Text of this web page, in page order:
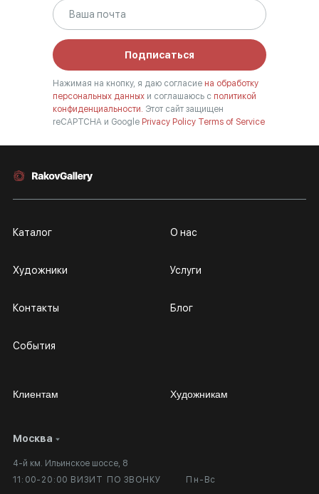
Подписаться
Нажимая на кнопку, я даю согласие на обработку
персональных данных и соглашаюсь с политикой
конфиденциальности. Этот сайт защищен
reCAPTCHA и Google Privacy Policy Terms of Service
Москва
4-й км. Ильинское шоссе, 8
11:00-20:00 ВИЗИТ ПО ЗВОНКУ
Пн-Вс
Каталог
Художники
Контакты
События
О нас
Услуги
Блог
Клиентам
Личный кабинет
Вопросы и ответы
Художникам
Сотрудничество
Выставка в галерее